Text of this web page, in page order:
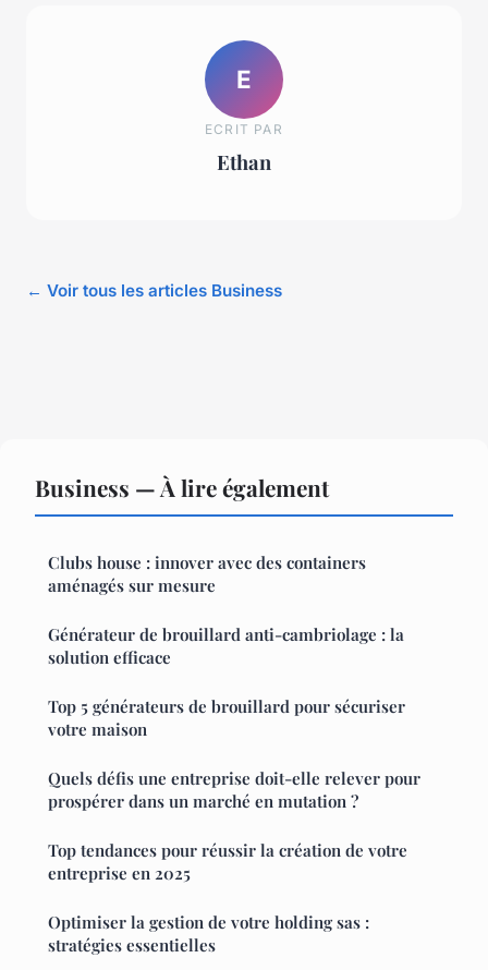
E
ECRIT PAR
Ethan
← Voir tous les articles Business
Business — À lire également
Clubs house : innover avec des containers
aménagés sur mesure
Générateur de brouillard anti-cambriolage : la
solution efficace
Top 5 générateurs de brouillard pour sécuriser
votre maison
Quels défis une entreprise doit-elle relever pour
prospérer dans un marché en mutation ?
Top tendances pour réussir la création de votre
entreprise en 2025
Optimiser la gestion de votre holding sas :
stratégies essentielles